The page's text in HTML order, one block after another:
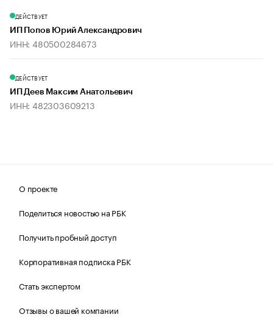
ДЕЙСТВУЕТ
ИП Попов Юрий Александрович
ИНН: 480500284673
ДЕЙСТВУЕТ
ИП Деев Максим Анатольевич
ИНН: 482303609213
О проекте
Поделиться новостью на РБК
Получить пробный доступ
Корпоративная подписка РБК
Стать экспертом
Отзывы о вашей компании